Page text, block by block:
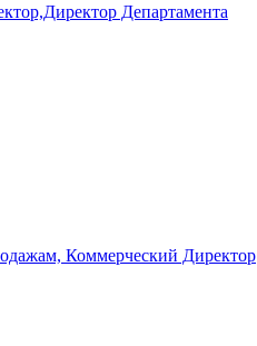
Департамента
Коммерческий Директор